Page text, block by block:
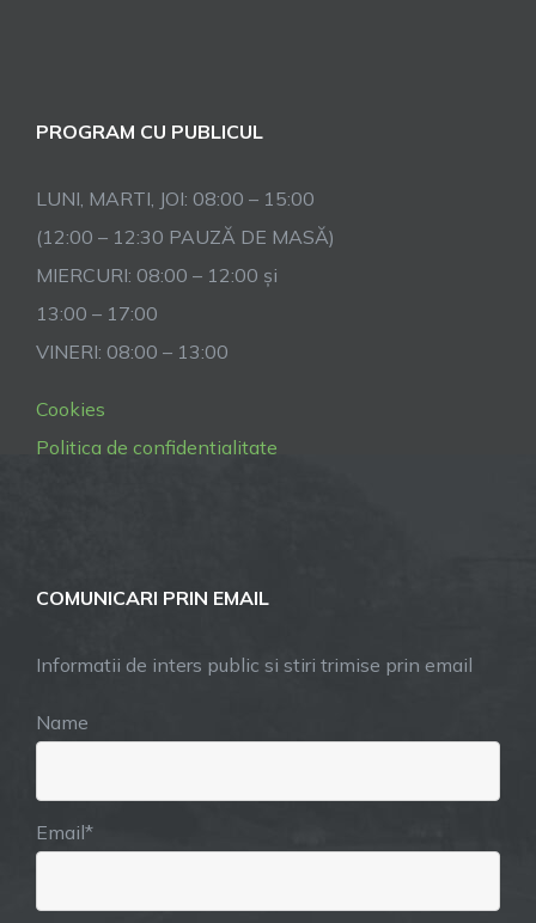
PROGRAM CU PUBLICUL
LUNI, MARTI, JOI: 08:00 – 15:00
(12:00 – 12:30 PAUZĂ DE MASĂ)
MIERCURI: 08:00 – 12:00 și
13:00 – 17:00
VINERI: 08:00 – 13:00
Cookies
Politica de confidentialitate
COMUNICARI PRIN EMAIL
Informatii de inters public si stiri trimise prin email
Name
Email*